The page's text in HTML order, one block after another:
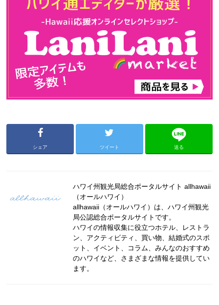
シェア ツイート 送る
ハワイ州観光局総合ポータルサイト allhawaii
（オールハワイ）
allhawaii（オールハワイ）は、ハワイ州観光
局公認総合ポータルサイトです。
ハワイの情報収集に役立つホテル、レストラ
ン、アクティビティ、買い物、結婚式のスポ
ット、イベント、コラム、みんなのおすすめ
のハワイなど、さまざまな情報を提供してい
ます。